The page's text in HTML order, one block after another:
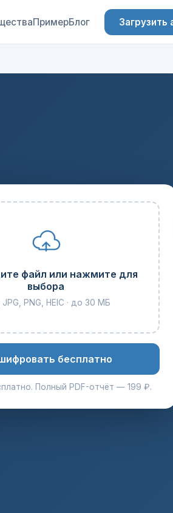
ПримерБлог Загрузить
файл или нажмите для
выбора
JPG, PNG, HEIC · до 30 МБ
бесплатно
Полный PDF-отчёт — 199 ₽.